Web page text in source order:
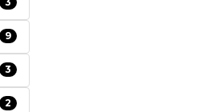
9
3
2